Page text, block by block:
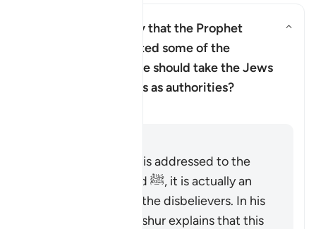
Does this verse imply that the Prophet
revelation, and that he should take the Jews
and Christian scholars as authorities?
Although the verse is addressed to the
Prophet Muhammad ﷺ, it is actually an
indirect address to the disbelievers. In his
commentary, Ibn ‘Ashur explains that this